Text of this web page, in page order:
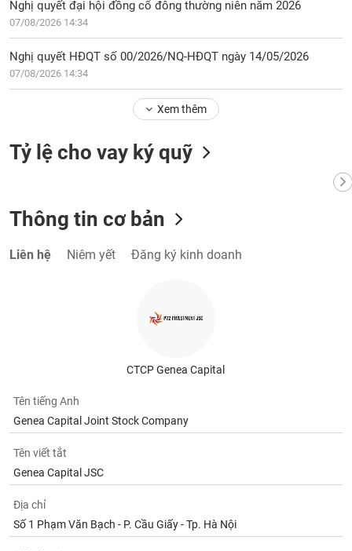
Nghị quyết đại hội đồng cổ đông thường niên năm 2026
07/08/2026 14:34
Nghị quyết HĐQT số 00/2026/NQ-HĐQT ngày 14/05/2026
07/08/2026 14:34
Xem thêm
Tỷ lệ cho vay ký quỹ
Thông tin cơ bản
Liên hệ Niêm yết Đăng ký kinh doanh
CTCP Genea Capital
Tên tiếng Anh
Genea Capital Joint Stock Company
Tên viết tắt
Genea Capital JSC
Địa chỉ
Số 1 Phạm Văn Bạch - P. Cầu Giấy - Tp. Hà Nội